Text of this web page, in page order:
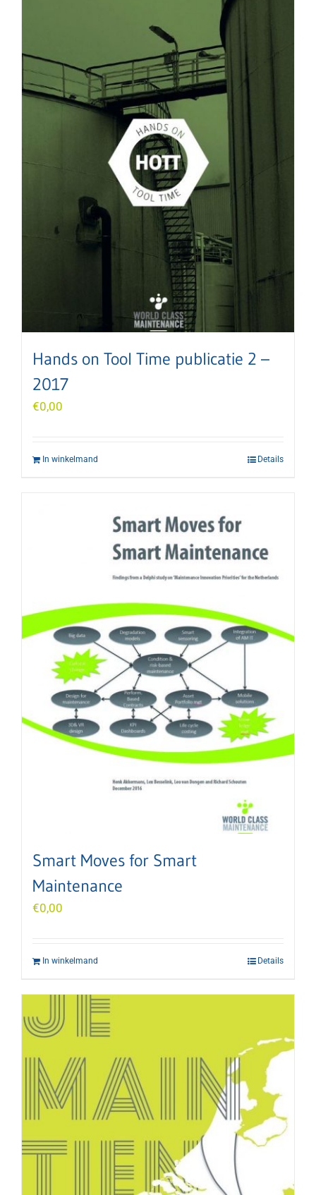
Hands on Tool Time publicatie 2 –
2017
€0,00
In winkelmand Details
Smart Moves for Smart
Maintenance
€0,00
In winkelmand Details